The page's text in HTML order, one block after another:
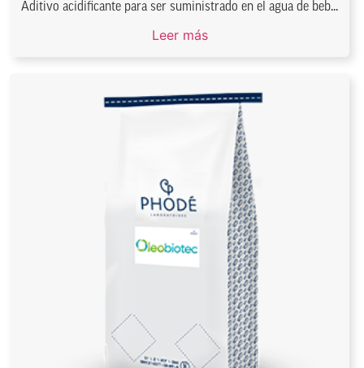
Aditivo acidificante para ser suministrado en el agua de beb...
Leer más